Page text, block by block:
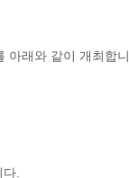
아래와 같이 개최합
.